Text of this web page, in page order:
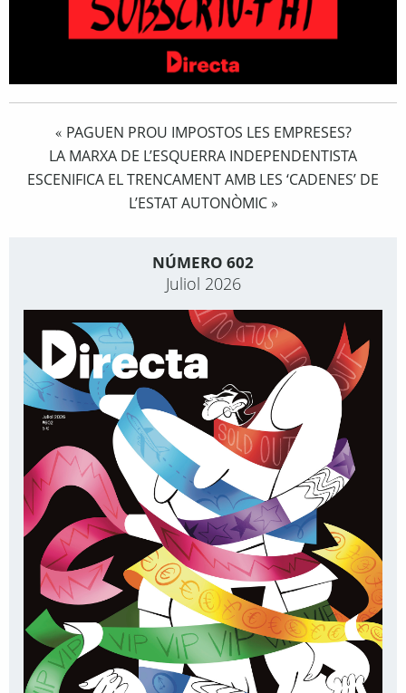
« PAGUEN PROU IMPOSTOS LES EMPRESES?
LA MARXA DE L’ESQUERRA INDEPENDENTISTA
ESCENIFICA EL TRENCAMENT AMB LES ‘CADENES’ DE
L’ESTAT AUTONÒMIC»
NÚMERO 602
Juliol 2026